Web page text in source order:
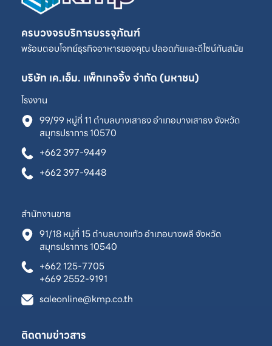
ครบวงจรบริการบรรจุภัณฑ์
พร้อมตอบโจทย์ธุรกิจอาหารของคุณ ปลอดภัยและดีไซน์ทันสมัย
บริษัท เค.เอ็ม. แพ็กเกจจิ้ง จำกัด (มหาชน)
โรงงาน
99/99 หมู่ที่ 11 ตำบลบางเสาธง อำเภอบางเสาธง จังหวัด
สมุทรปราการ 10570
+662 397-9449
+662 397-9448
สำนักงานขาย
91/18 หมู่ที่ 15 ตำบลบางแก้ว อำเภอบางพลี จังหวัด
สมุทรปราการ 10540
+662 125-7705
+669 2552-9191
saleonline@kmp.co.th
ติดตามข่าวสาร